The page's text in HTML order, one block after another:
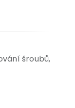
šroubů,